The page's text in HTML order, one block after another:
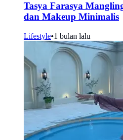
Tasya Farasya
dan Makeup Minimalis
Lifestyle•1 bulan lalu